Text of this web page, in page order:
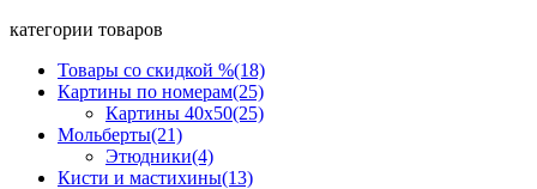
категории товаров
Товары со скидкой %(18)
Картины по номерам(25)
Картины 40x50(25)
Мольберты(21)
Этюдники(4)
Кисти и мастихины(13)